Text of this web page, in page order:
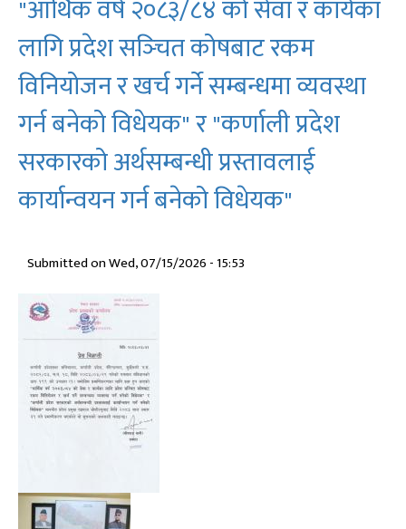
प्रमुख
यज्ञराज
जोशीज्यूले
मिति
२०८३/०३/३१
गते
नियुक्ति,
हेरफेर
र
कार्य
विभाजन
मन्त्रिपरिषद्
गठन
गर्नुभएको
"आर्थिक वर्ष २०८३/८४ को सेवा र कार्यका
लागि प्रदेश सञ्‍चित कोषबाट रकम
विनियोजन र खर्च गर्ने सम्बन्धमा व्यवस्था
गर्न बनेको विधेयक" र "कर्णाली प्रदेश
सरकारको अर्थसम्बन्धी प्रस्तावलाई
कार्यान्वयन गर्न बनेको विधेयक"
Submitted onWed, 07/15/2026 - 15:53